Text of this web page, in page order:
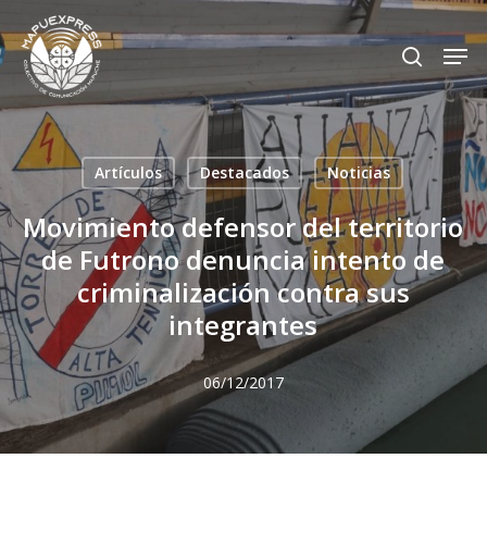
Skip
to
main
content
search
Artículos Destacados Noticias
Movimiento defensor del territorio
de Futrono denuncia intento de
criminalización contra sus
integrantes
06/12/2017
Close
Menu